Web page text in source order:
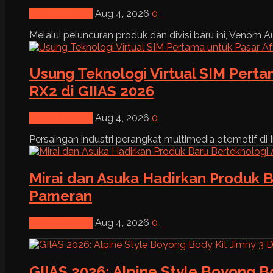
Aug 4, 2026 0
Melalui peluncuran produk dan divisi baru ini, Venom
Usung Teknologi Virtual SIM
RX2 di GIIAS 2026
Aug 4, 2026 0
Persaingan industri perangkat multimedia otomotif di
Mirai dan Asuka Hadirkan Produk
Pameran
Aug 4, 2026 0